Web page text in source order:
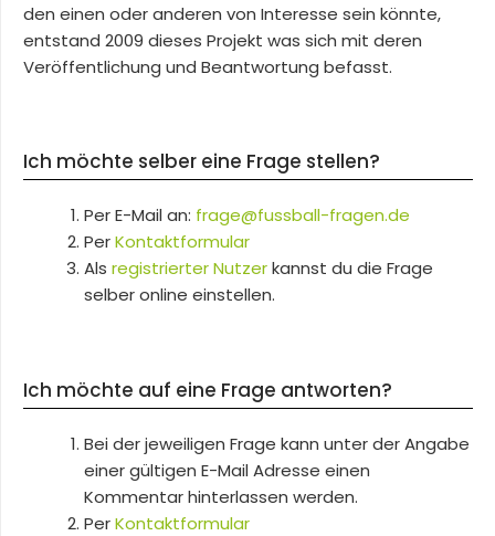
den einen oder anderen von Interesse sein könnte,
entstand 2009 dieses Projekt was sich mit deren
Veröffentlichung und Beantwortung befasst.
Ich möchte selber eine Frage stellen?
Per E-Mail an: frage@fussball-fragen.de
PerKontaktformular
Als registrierter Nutzerkannst du die Frage
selber online einstellen.
Ich möchte auf eine Frage antworten?
Bei der jeweiligen Frage kann unter der Angabe
einer gültigen E-Mail Adresse einen
Kommentar hinterlassen werden.
PerKontaktformular